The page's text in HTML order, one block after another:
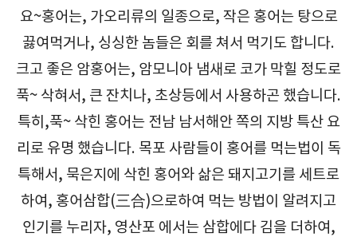
요~홍어는, 가오리류의 일종으로, 작은 홍어는 탕으로
끓여먹거나, 싱싱한 놈들은 회를 쳐서 먹기도 합니다.
크고 좋은 암홍어는, 암모니아 냄새로 코가 막힐 정도로
푹~ 삭혀서, 큰 잔치나, 초상등에서 사용하곤 했습니다.
특히,푹~ 삭힌 홍어는 전남 남서해안 쪽의 지방 특산 요
리로 유명 했습니다. 목포 사람들이 홍어를 먹는법이 독
특해서, 묵은지에 삭힌 홍어와 삶은 돼지고기를 세트로
하여, 홍어삼합(三合)으로하여 먹는 방법이 알려지고
인기를 누리자, 영산포 에서는 삼합에다 김을 더하여,